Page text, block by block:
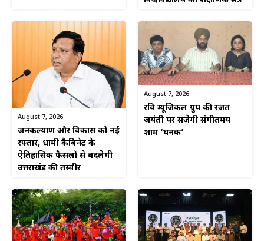
August 7, 2026
जनकल्याण और विकास को नई
रफ्तार, धामी कैबिनेट के
ऐतिहासिक फैसलों से बदलेगी
उत्तराखंड की तस्वीर
August 7, 2026
रवि म्यूजिकल ग्रुप की रजत
जयंती पर सजेगी संगीतमय
शाम ‘घनक’